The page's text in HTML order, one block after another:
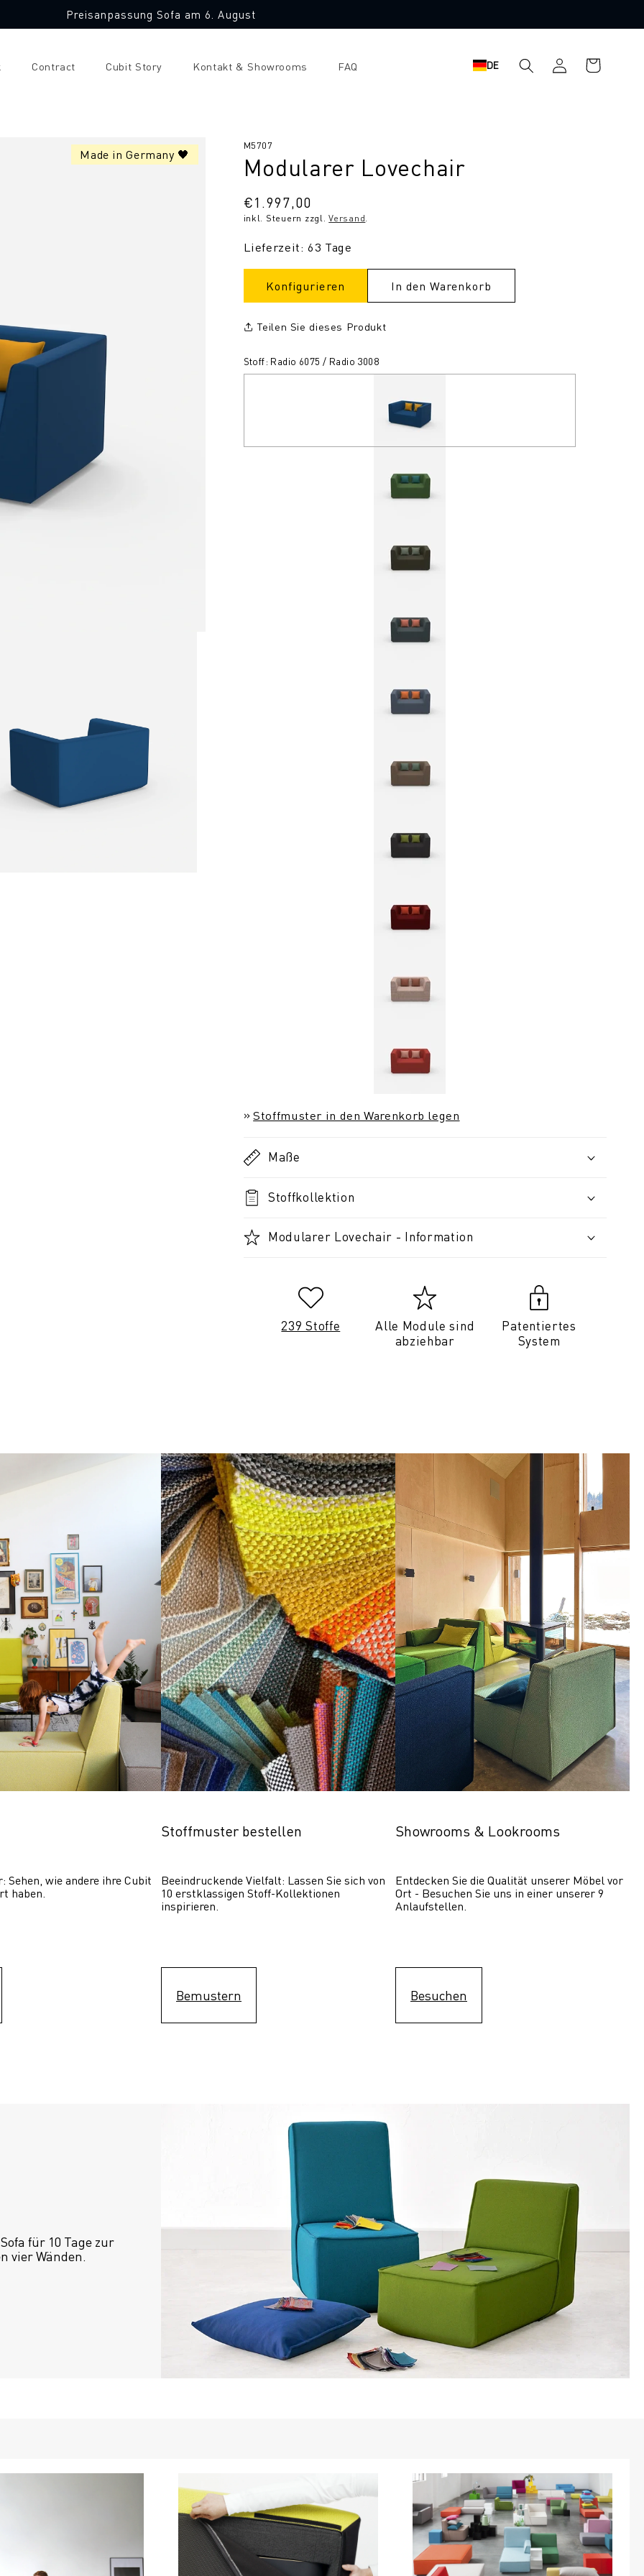
Preisanpassung Sofa am 6. August
Contract Cubit Story Kontakt & Showrooms FAQ DE EinloggenWarenkorb
Made in Germany 🖤
SKU:
M5707
Modularer Lovechair
Normaler
Preis
€1.997,00
inkl. Steuern zzgl.Versand.
Lieferzeit: 63 Tage
Konfigurieren In den Warenkorb
Teilen Sie dieses Produkt
Stoff: Radio 6075 / Radio 3008
Stoffmuster in den Warenkorb legen
Maße
Stoffkollektion
Modularer Lovechair - Information
239 Stoffe
Alle Module sind
abziehbar
Patentiertes
System
Sehen, wie andere ihre Cubit
haben.
Stoffmuster bestellen
Beeindruckende Vielfalt: Lassen Sie sich von
10 erstklassigen Stoff-Kollektionen
inspirieren.
Bemustern
Showrooms & Lookrooms
Entdecken Sie die Qualität unserer Möbel vor
Ort - Besuchen Sie uns in einer unserer 9
Anlaufstellen.
Besuchen
für 10 Tage zur
vier Wänden.